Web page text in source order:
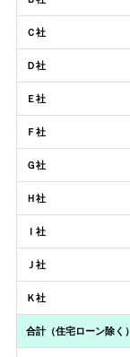
Ｃ社
Ｄ社
Ｅ社
Ｆ社
Ｇ社
Ｈ社
Ｉ社
Ｊ社
Ｋ社
合計（住宅ローン除く）